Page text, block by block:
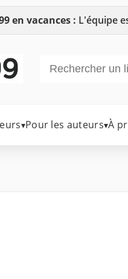
en vacances : L'équipe
▾Pour les auteurs▾À